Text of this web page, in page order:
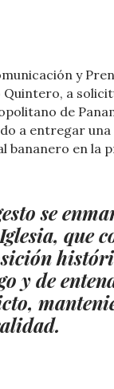
y
Quintero, a
de
a entregar
bananero en la
se
que
y de